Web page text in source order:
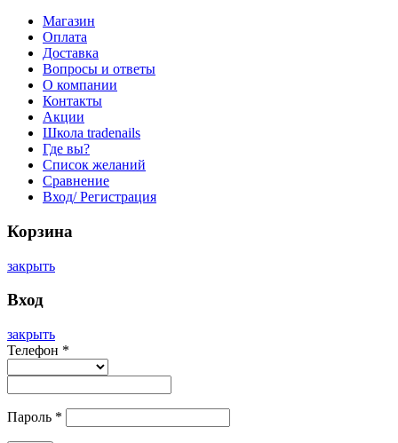
Магазин
Оплата
Доставка
Вопросы и ответы
О компании
Контакты
Акции
Школа tradenails
Где вы?
Список желаний
Сравнение
Вход/ Регистрация
Корзина
закрыть
Вход
закрыть
Телефон *
Пароль *